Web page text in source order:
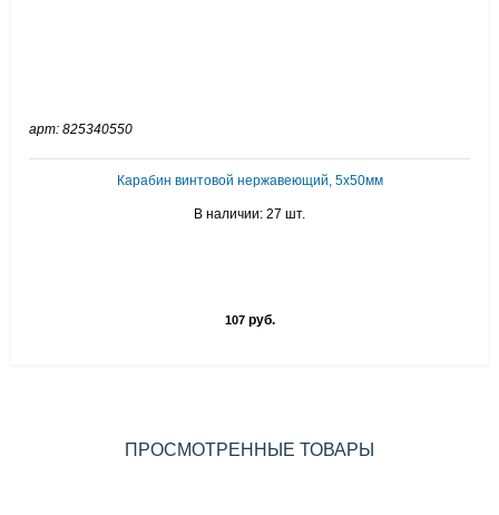
арт: 825340550
Карабин винтовой нержавеющий, 5х50мм
В наличии: 27 шт.
107руб.
ПРОСМОТРЕННЫЕ ТОВАРЫ